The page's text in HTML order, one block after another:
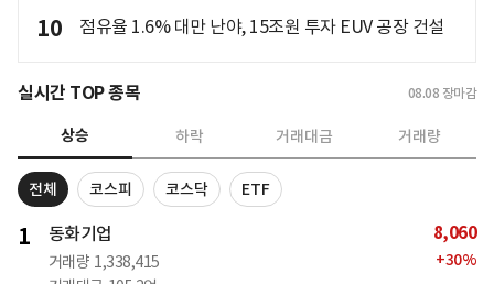
10 점유율 1.6% 대만 난야, 15조원 투자 EUV 공장 건설
실시간 TOP 종목 08.08 장마감
상승 하락 거래대금 거래량
전체 코스피 코스닥 ETF
1 동화기업
거래량 1,338,415
8,060
+30%